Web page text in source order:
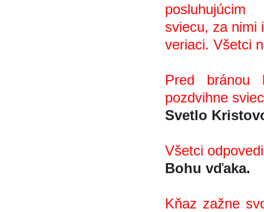
sviecu, za nimi
veriaci. Všetci
Pred bránou
pozdvihne
Svetlo
Všetci
Bohu vďaka.
Kňaz zažne